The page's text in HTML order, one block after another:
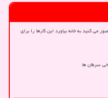
می کنید به خانه بیاورد این کارها را برای
سرطان ها